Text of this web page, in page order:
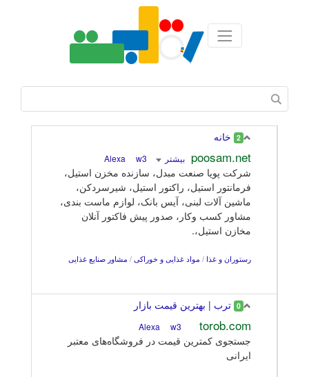
2 خانه
poosam.net بیشتر w3
شرکت پویا صنعت مبدل، سازنده مخزن استیل،
فرمانتور استیل، راکتور استیل، شیرسردکن،
ماشین آلات لبنی، آیس بانک، لوازم ماست بندی،
مشاور کسب وکار، صدور پیش فاکتور آنلان
مخازن استیل،.
رستوران و غذا / مواد غذایی و خوراکی / مشاور صنایع غذایی
0 ترب | بهترین قیمت بازار
torob.com
w3
جستجوی کمترین قیمت در فروشگاه‌های معتبر
ایرانی